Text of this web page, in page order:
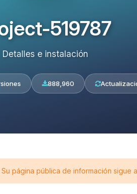
519787
Detalles e instalación
888,960
página pública de información sigue